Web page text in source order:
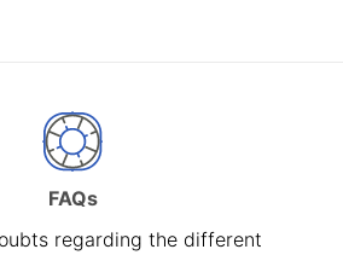
FAQs
regarding the different